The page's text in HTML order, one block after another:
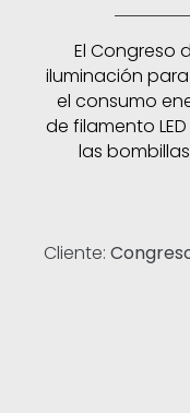
El Congreso
iluminación
el consumo
de filamento
las
Cliente: